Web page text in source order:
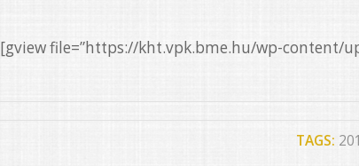
[gview file=”https://kht.vpk.bme.hu/wp-content/
TAGS: